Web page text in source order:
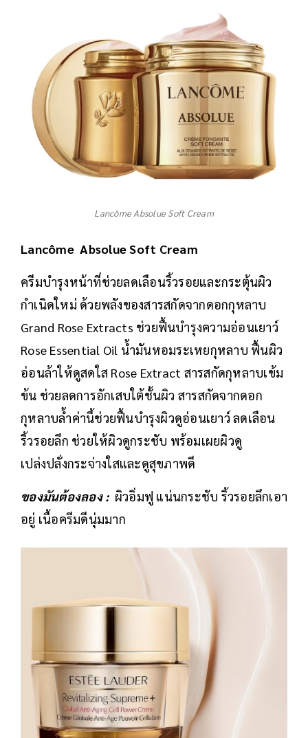
Lancôme Absolue Soft Cream
Lancôme Absolue Soft Cream
ครีมบำรุงหน้าที่ช่วยลดเลือนริ้วรอยและกระตุ้นผิว
กำเนิดใหม่ ด้วยพลังของสารสกัดจากดอกกุหลาบ
Grand Rose Extracts ช่วยฟื้นบำรุงความอ่อนเยาว์
Rose Essential Oil น้ำมันหอมระเหยกุหลาบ ฟื้นผิว
อ่อนล้าให้ดูสดใส Rose Extract สารสกัดกุหลาบเข้ม
ข้น ช่วยลดการอักเสบใต้ชั้นผิว สารสกัดจากดอก
กุหลาบล้ำค่านี้ช่วยฟื้นบำรุงผิวดูอ่อนเยาว์ ลดเลือน
ริ้วรอยลึก ช่วยให้ผิวดูกระชับ พร้อมเผยผิวดู
เปล่งปลั่งกระจ่างใสและดูสุขภาพดี
ของมันต้องลอง : ผิวอิ่มฟู แน่นกระชับ ริ้วรอยลึกเอา
อยู่ เนื้อครีมดีนุ่มมาก